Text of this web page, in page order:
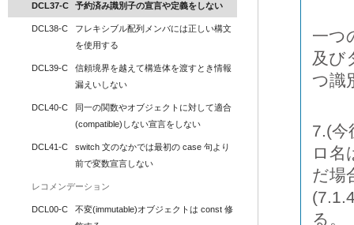
一つ
及び
つ識
7.(今
ロ名
だ場
る。
DCL37-C 予約済み識別子の宣言や定義をしない
DCL38-C
フレキシブル配列メンバには正しい構文
を使用する
DCL39-C
信頼境界を越えて構造体を渡すとき情報
漏えいしない
DCL40-C
同一の関数やオブジェクトに対して適合
(compatible)しない宣言をしない
DCL41-C
switch 文のなかでは最初の case 句より
前で変数宣言しない
レコメンデーション
DCL00-C
不変(immutable)オブジェクトは const 修